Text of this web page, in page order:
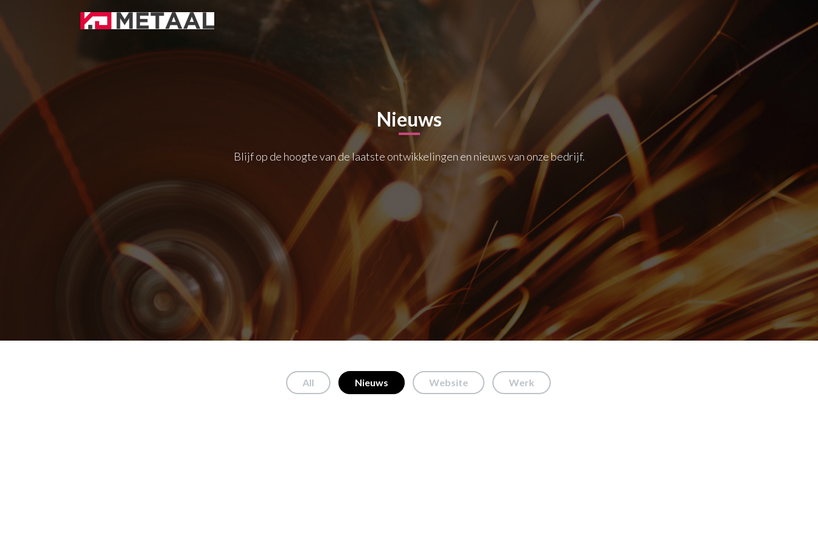
Nieuws
Blijf op de hoogte van de laatste ontwikkelingen en nieuws van onze bedrijf.
All Nieuws Website Werk